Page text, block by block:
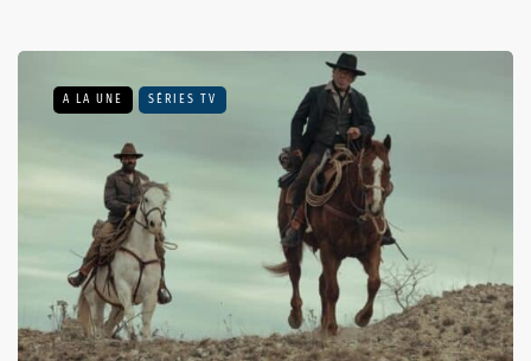
A LA UNE SÉRIES TV